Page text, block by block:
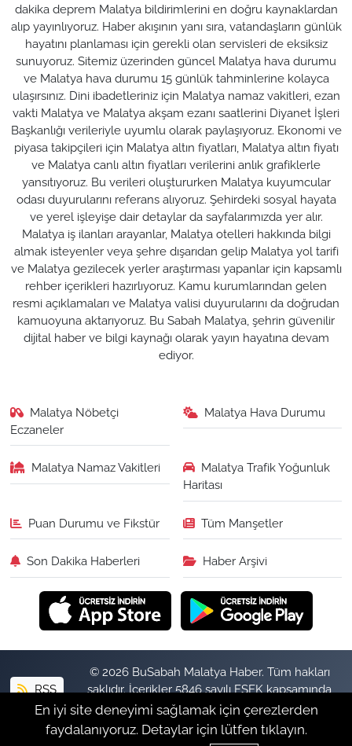
dakika deprem Malatya bildirimlerini en doğru kaynaklardan
alıp yayınlıyoruz. Haber akışının yanı sıra, vatandaşların günlük
hayatını planlaması için gerekli olan servisleri de eksiksiz
sunuyoruz. Sitemiz üzerinden güncel Malatya hava durumu
ve Malatya hava durumu 15 günlük tahminlerine kolayca
ulaşırsınız. Dini ibadetleriniz için Malatya namaz vakitleri, ezan
vakti Malatya ve Malatya akşam ezanı saatlerini Diyanet İşleri
Başkanlığı verileriyle uyumlu olarak paylaşıyoruz. Ekonomi ve
piyasa takipçileri için Malatya altın fiyatları, Malatya altın fiyatı
ve Malatya canlı altın fiyatları verilerini anlık grafiklerle
yansıtıyoruz. Bu verileri oluştururken Malatya kuyumcular
odası duyurularını referans alıyoruz. Şehirdeki sosyal hayata
ve yerel işleyişe dair detaylar da sayfalarımızda yer alır.
Malatya iş ilanları arayanlar, Malatya otelleri hakkında bilgi
almak isteyenler veya şehre dışarıdan gelip Malatya yol tarifi
ve Malatya gezilecek yerler araştırması yapanlar için kapsamlı
rehber içerikleri hazırlıyoruz. Kamu kurumlarından gelen
resmi açıklamaları ve Malatya valisi duyurularını da doğrudan
kamuoyuna aktarıyoruz. Bu Sabah Malatya, şehrin güvenilir
dijital haber ve bilgi kaynağı olarak yayın hayatına devam
ediyor.
Malatya Nöbetçi
Eczaneler
Malatya Hava Durumu
Malatya Namaz Vakitleri
Malatya Trafik Yoğunluk
Haritası
Puan Durumu ve Fikstür Tüm Manşetler
Son Dakika Haberleri Haber Arşivi
RSS
© 2026 BuSabah Malatya Haber. Tüm hakları
saklıdır. İçerikler 5846 sayılı FSEK kapsamında
izinsiz kopyalanamaz.
En iyi site deneyimi sağlamak için çerezlerden
faydalanıyoruz. Detaylar için lütfen tıklayın.